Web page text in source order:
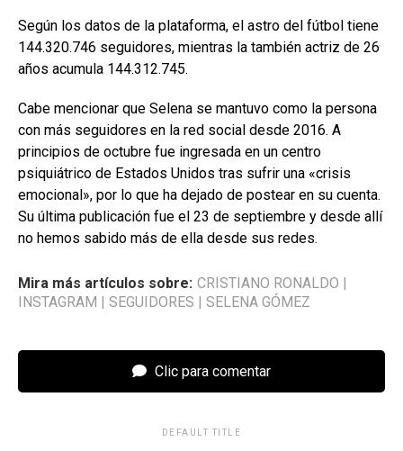
Según los datos de la plataforma, el astro del fútbol tiene
144.320.746 seguidores, mientras la también actriz de 26
años acumula 144.312.745.
Cabe mencionar que Selena se mantuvo como la persona
con más seguidores en la red social desde 2016. A
principios de octubre fue ingresada en un centro
psiquiátrico de Estados Unidos tras sufrir una «crisis
emocional», por lo que ha dejado de postear en su cuenta.
Su última publicación fue el 23 de septiembre y desde allí
no hemos sabido más de ella desde sus redes.
Mira más artículos sobre: CRISTIANO RONALDO |
INSTAGRAM | SEGUIDORES | SELENA GÓMEZ
Clic para comentar
DEFAULT TITLE